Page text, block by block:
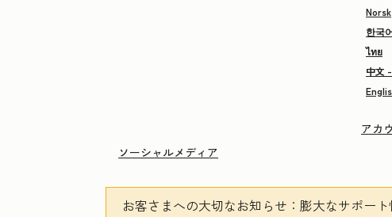
Norsk
한국
ไทย
中文
アカ
ソーシャルメディア
お客さまへの大切なお知らせ ：膨大なサポー